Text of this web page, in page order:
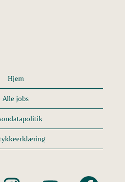
Hjem
Alle jobs